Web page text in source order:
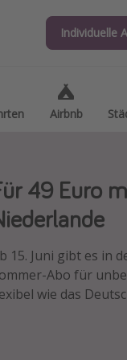
Individuelle
Airbnb
Airbnb
49 Euro
15. Juni gibt es in
Abo für
wie das